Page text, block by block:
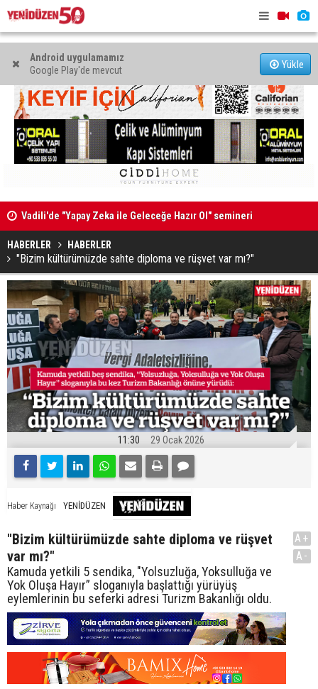
Android uygulamamız
Google Play'de mevcut
Yükle
Vadili'de "Yapay Zeka ile Geleceğe Hazır Ol" semineri
düzenlendi
HABERLER HABERLER
"Bizim kültürümüzde sahte diploma ve rüşvet var mı?"
11:30 29 Ocak 2026
Haber Kaynağı YENİDÜZEN
"Bizim kültürümüzde sahte diploma ve rüşvet
var mı?"
Kamuda yetkili 5 sendika, "Yolsuzluğa, Yoksulluğa ve
Yok Oluşa Hayır” sloganıyla başlattığı yürüyüş
eylemlerinin bu seferki adresi Turizm Bakanlığı oldu.
A+
A-